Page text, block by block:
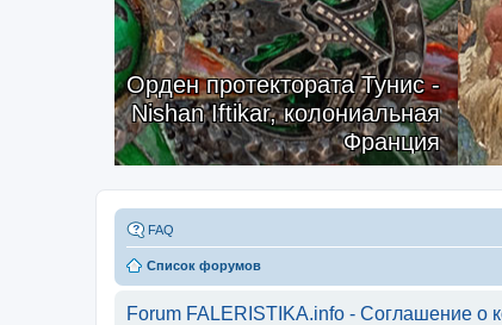
Орден протектората Тунис -
Nishan Iftikar, колониальная
Франция
FAQ
Список форумов
Forum FALERISTIKA.info - Соглашение о